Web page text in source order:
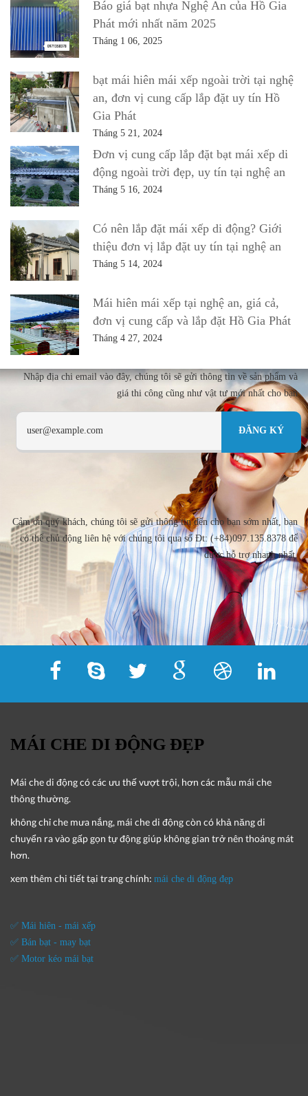
Báo giá bạt nhựa Nghệ An của Hồ Gia
Phát mới nhất năm 2025
Tháng 1 06, 2025
bạt mái hiên mái xếp ngoài trời tại nghệ
an, đơn vị cung cấp lắp đặt uy tín Hồ
Gia Phát
Tháng 5 21, 2024
Đơn vị cung cấp lắp đặt bạt mái xếp di
động ngoài trời đẹp, uy tín tại nghệ an
Tháng 5 16, 2024
Có nên lắp đặt mái xếp di động? Giới
thiệu đơn vị lắp đặt uy tín tại nghệ an
Tháng 5 14, 2024
Mái hiên mái xếp tại nghệ an, giá cả,
đơn vị cung cấp và lắp đặt Hồ Gia Phát
Tháng 4 27, 2024
Nhập địa chi email vào đây, chúng tôi sẽ gửi thông tin về sản phẩm và
giá thi công cũng như vật tư mới nhất cho bạn
Cảm ơn quý khách, chúng tôi sẽ gửi thông tin đến cho bạn sớm nhất, bạn
có thể chủ động liên hệ với chúng tôi qua số Đt: (+84)097.135.8378 để
được hỗ trợ nhanh nhất.
MÁI CHE DI ĐỘNG ĐẸP
Mái che di độngcó các ưu thế vượt trội, hơn các mẫu mái che
thông thường.
không chỉ che mưa nắng, mái che di động còn có khả năng di
chuyển ra vào gấp gọn tự động giúp không gian trở nên thoáng mát
hơn.
xem thêm chi tiết tại trang chính: mái che di động đẹp
✅ Mái hiên - mái xếp
✅ Bán bạt - may bạt
✅ Motor kéo mái bạt